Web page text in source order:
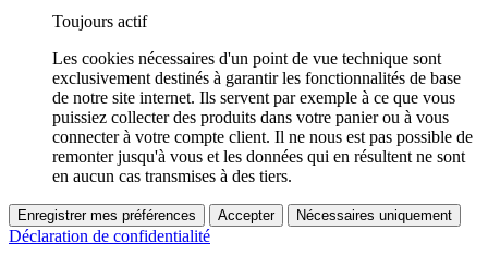
Toujours actif
Les cookies nécessaires d'un point de vue technique sont
exclusivement destinés à garantir les fonctionnalités de base
de notre site internet. Ils servent par exemple à ce que vous
puissiez collecter des produits dans votre panier ou à vous
connecter à votre compte client. Il ne nous est pas possible de
remonter jusqu'à vous et les données qui en résultent ne sont
en aucun cas transmises à des tiers.
Enregistrer mes préférences Accepter Nécessaires uniquement
Déclaration de confidentialité